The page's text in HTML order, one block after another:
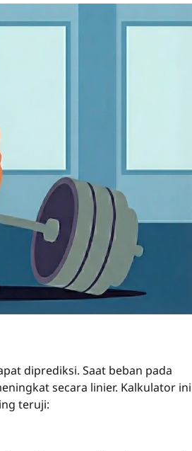
diprediksi. Saat beban pada
secara linier. Kalkulator ini
teruji: